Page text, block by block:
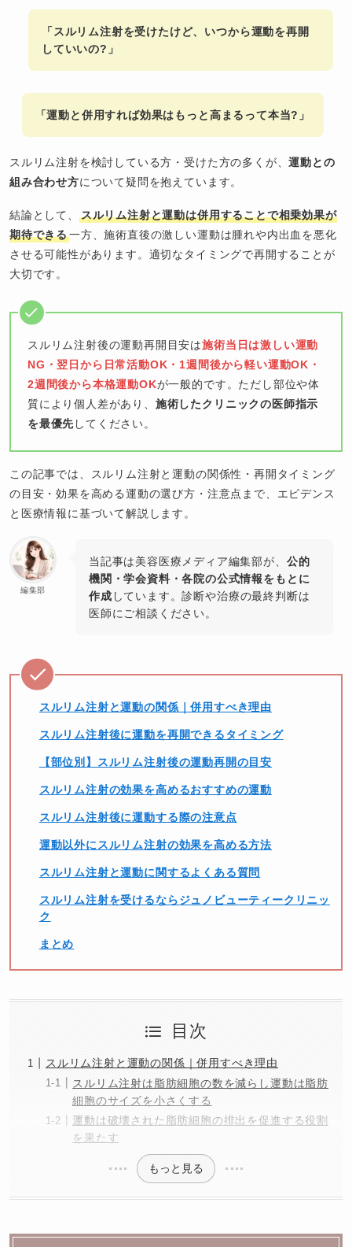
「スルリム注射を受けたけど、いつから運動を再開
していいの?」
「運動と併用すれば効果はもっと高まるって本当?」
スルリム注射を検討している方・受けた方の多くが、運動との
組み合わせ方について疑問を抱えています。
結論として、
スルリム注射と運動は併用することで相乗効果が
期待できる一方、施術直後の激しい運動は腫れや内出血を悪化
させる可能性があります。適切なタイミングで再開することが
大切です。
スルリム注射後の運動再開目安は施術当日は激しい運動
NG・翌日から日常活動OK・1週間後から軽い運動OK・
2週間後から本格運動OKが一般的です。ただし部位や体
質により個人差があり、 施術したクリニックの医師指示
を最優先してください。
この記事では、スルリム注射と運動の関係性・再開タイミング
の目安・効果を高める運動の選び方・注意点まで、エビデンス
と医療情報に基づいて解説します。
編集部
当記事は美容医療メディア編集部が、 公的
機関・学会資料・各院の公式情報をもとに
作成 しています。診断や治療の最終判断は
医師にご相談ください。
スルリム注射と運動の関係｜併用すべき理由
スルリム注射後に運動を再開できるタイミング
【部位別】スルリム注射後の運動再開の目安
スルリム注射の効果を高めるおすすめの運動
スルリム注射後に運動する際の注意点
運動以外にスルリム注射の効果を高める方法
スルリム注射と運動に関するよくある質問
スルリム注射を受けるならジュノビューティークリニッ
ク
まとめ
目次
スルリム注射と運動の関係｜併用すべき理由
スルリム注射は脂肪細胞の数を減らし運動は脂肪
細胞のサイズを小さくする
運動は破壊された脂肪細胞の排出を促進する役割
を果たす
もっと見る